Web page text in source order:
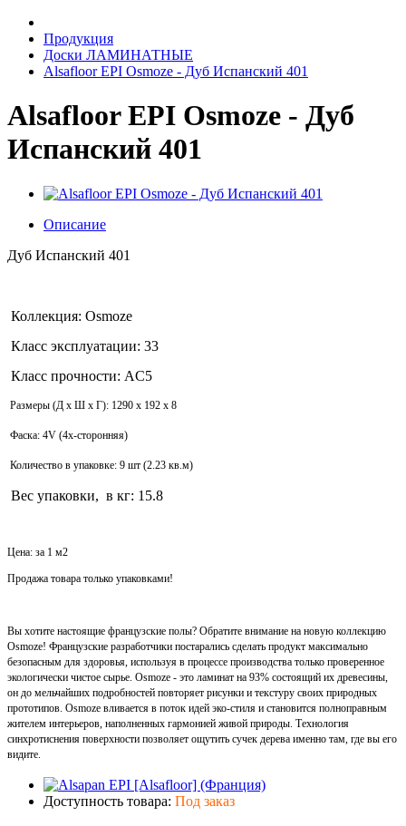
Продукция
Доски ЛАМИНАТНЫЕ
Alsafloor EPI Osmoze - Дуб Испанский 401
Alsafloor EPI Osmoze - Дуб
Испанский 401
Описание
Дуб Испанский 401
Коллекция: Osmoze
Класс эксплуатации: 33
Класс прочности: AC5
Размеры (Д x Ш x Г): 1290 x 192 x 8
Фаска: 4V (4x-сторонняя)
Количество в упаковке: 9 шт (2.23 кв.м)
Вес упаковки, в кг: 15.8
Цена: за 1 м2
Продажа товара только упаковками!
Вы хотите настоящие французские полы? Обратите внимание на новую коллекцию
Osmoze! Французские разработчики постарались сделать продукт максимально
безопасным для здоровья, используя в процессе производства только проверенное
экологически чистое сырье. Osmoze - это ламинат на 93% состоящий их древесины,
он до мельчайших подробностей повторяет рисунки и текстуру своих природных
прототипов. Osmoze вливается в поток идей эко-стиля и становится полноправным
жителем интерьеров, наполненных гармонией живой природы. Технология
синхротиснения поверхности позволяет ощутить сучек дерева именно там, где вы его
видите.
Доступность товара: Под заказ